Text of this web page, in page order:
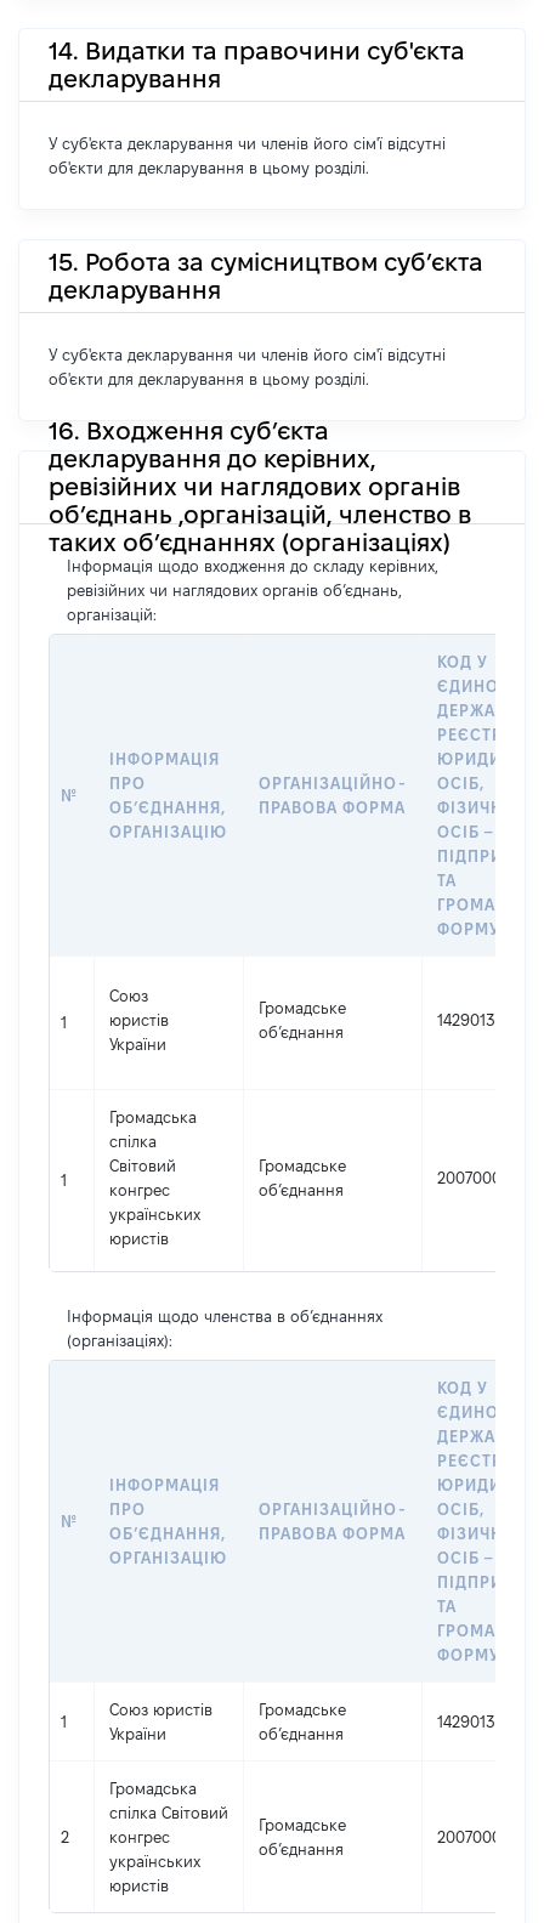
14. Видатки та правочини суб'єкта
декларування
У суб'єкта декларування чи членів його сім'ї відсутні
об'єкти для декларування в цьому розділі.
15. Робота за сумісництвом суб’єкта
декларування
У суб'єкта декларування чи членів його сім'ї відсутні
об'єкти для декларування в цьому розділі.
16. Входження суб’єкта
декларування до керівних,
ревізійних чи наглядових органів
об’єднань ,організацій, членство в
таких об’єднаннях (організаціях)
Інформація щодо входження до складу керівних,
ревізійних чи наглядових органів об’єднань,
організацій:
№
ІНФОРМАЦІЯ
ПРО
ОБʼЄДНАННЯ,
ОРГАНІЗАЦІЮ
ОРГАНІЗАЦІЙНО-
ПРАВОВА ФОРМА
КОД У
ЄДИНОМУ
РЕЄСТРІ
ОСІБ,
ФІЗИЧНИХ
ОСІБ –
ТА
1
Союз
юристів
України
Громадське
об’єднання
14290131
1
Громадська
спілка
Світовий
конгрес
українських
юристів
Громадське
об’єднання
20070008
Інформація щодо членства в об’єднаннях
(організаціях):
№
ІНФОРМАЦІЯ
ПРО
ОБʼЄДНАННЯ,
ОРГАНІЗАЦІЮ
ОРГАНІЗАЦІЙНО-
ПРАВОВА ФОРМА
КОД У
ЄДИНОМУ
РЕЄСТРІ
ОСІБ,
ФІЗИЧНИХ
ОСІБ –
ТА
1
Союз юристів
України
Громадське
об’єднання
14290131
2
Громадська
спілка Світовий
конгрес
українських
юристів
Громадське
об’єднання
20070008